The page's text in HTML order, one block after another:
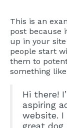
This is an
post because
up in your
people start
them to
something
Hi there!
aspiring
website. I